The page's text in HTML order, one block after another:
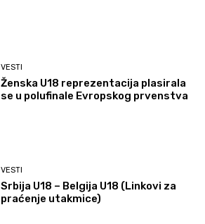
VESTI
Ženska U18 reprezentacija plasirala
se u polufinale Evropskog prvenstva
VESTI
Srbija U18 – Belgija U18 (Linkovi za
praćenje utakmice)